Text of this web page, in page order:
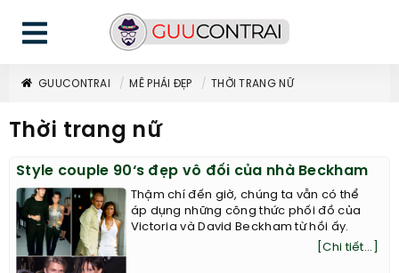
GUUCONTRAI MÊ PHÁI ĐẸP THỜI TRANG NỮ
Thời trang nữ
Style couple 90‘s đẹp vô đối của nhà Beckham
Thậm chí đến giờ, chúng ta vẫn có thể
áp dụng những công thức phối đồ của
Victoria và David Beckham từ hồi ấy.
[Chi tiết...]